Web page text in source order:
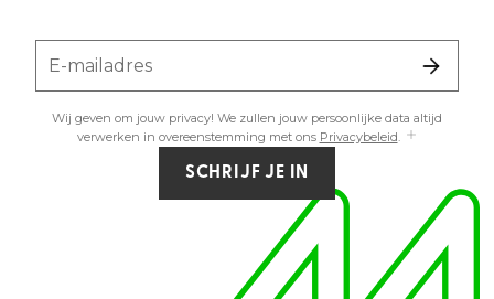
E-mailadres
Wij geven om jouw privacy! We zullen jouw persoonlijke data altijd
verwerken in overeenstemming met ons Privacybeleid.
SCHRIJF JE IN